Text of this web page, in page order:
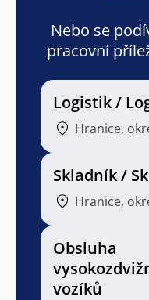
Nebo se
pracovní
Logistik /
Hranice,
Skladník /
Hranice,
Obsluha
vozíků